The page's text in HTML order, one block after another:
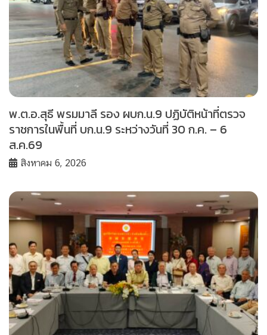
พ.ต.อ.สุธี พรมมาลี รอง ผบก.น.9 ปฏิบัติหน้าที่ตรวจ
ราชการในพื้นที่ บก.น.9 ระหว่างวันที่ 30 ก.ค. – 6
ส.ค.69
สิงหาคม 6, 2026